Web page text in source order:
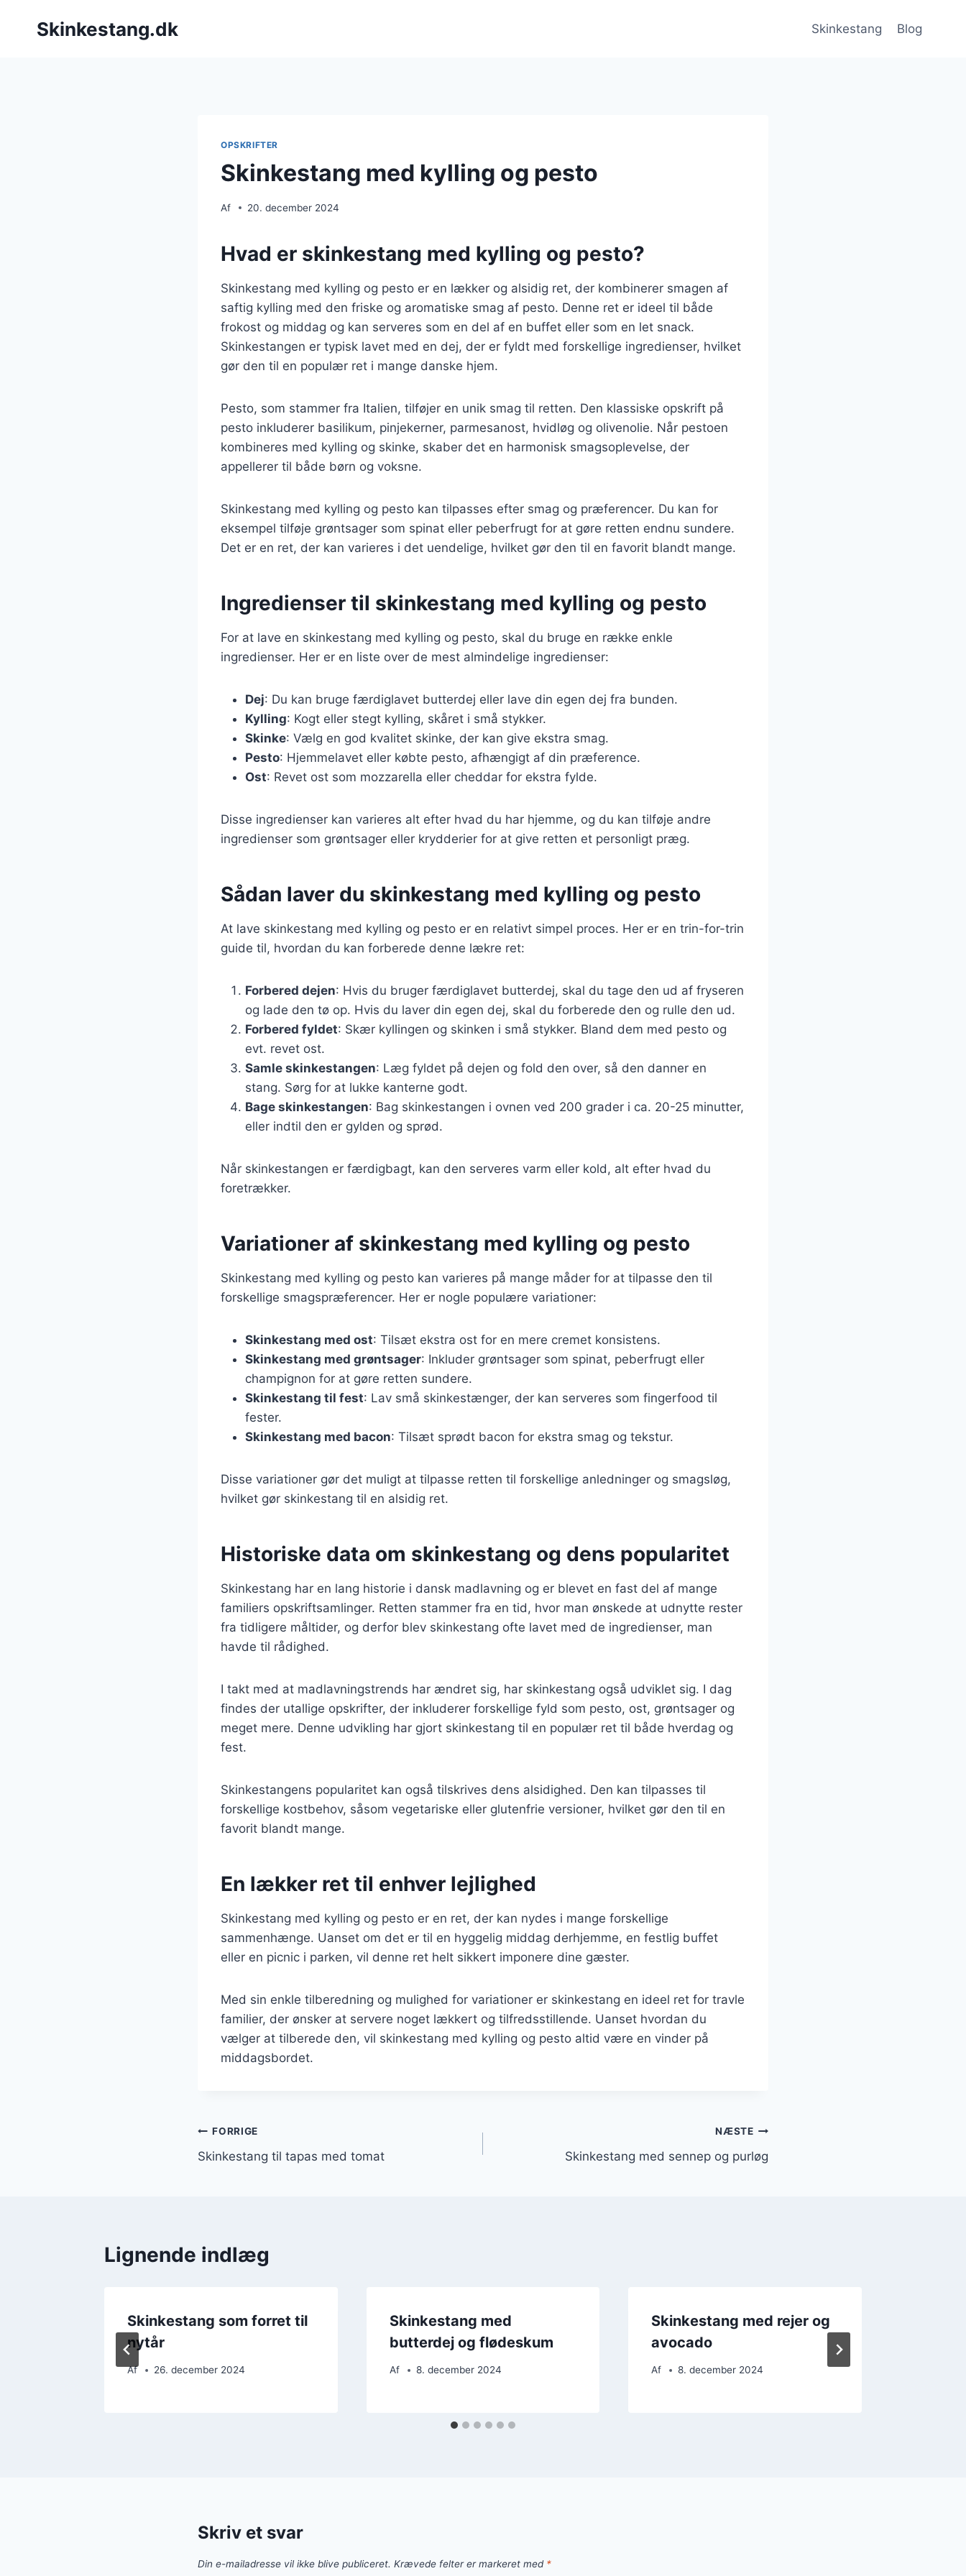
Skinkestang.dk Skinkestang Blog
OPSKRIFTER
Skinkestang med kylling og pesto
Af 20. december 2024
Hvad er skinkestang med kylling og pesto?
Skinkestang med kylling og pesto er en lækker og alsidig ret, der kombinerer smagen af
saftig kylling med den friske og aromatiske smag af pesto. Denne ret er ideel til både
frokost og middag og kan serveres som en del af en buffet eller som en let snack.
Skinkestangen er typisk lavet med en dej, der er fyldt med forskellige ingredienser, hvilket
gør den til en populær ret i mange danske hjem.
Pesto, som stammer fra Italien, tilføjer en unik smag til retten. Den klassiske opskrift på
pesto inkluderer basilikum, pinjekerner, parmesanost, hvidløg og olivenolie. Når pestoen
kombineres med kylling og skinke, skaber det en harmonisk smagsoplevelse, der
appellerer til både børn og voksne.
Skinkestang med kylling og pesto kan tilpasses efter smag og præferencer. Du kan for
eksempel tilføje grøntsager som spinat eller peberfrugt for at gøre retten endnu sundere.
Det er en ret, der kan varieres i det uendelige, hvilket gør den til en favorit blandt mange.
Ingredienser til skinkestang med kylling og pesto
For at lave en skinkestang med kylling og pesto, skal du bruge en række enkle
ingredienser. Her er en liste over de mest almindelige ingredienser:
Dej: Du kan bruge færdiglavet butterdej eller lave din egen dej fra bunden.
Kylling: Kogt eller stegt kylling, skåret i små stykker.
Skinke: Vælg en god kvalitet skinke, der kan give ekstra smag.
Pesto: Hjemmelavet eller købte pesto, afhængigt af din præference.
Ost: Revet ost som mozzarella eller cheddar for ekstra fylde.
Disse ingredienser kan varieres alt efter hvad du har hjemme, og du kan tilføje andre
ingredienser som grøntsager eller krydderier for at give retten et personligt præg.
Sådan laver du skinkestang med kylling og pesto
At lave skinkestang med kylling og pesto er en relativt simpel proces. Her er en trin-for-trin
guide til, hvordan du kan forberede denne lækre ret:
Forbered dejen: Hvis du bruger færdiglavet butterdej, skal du tage den ud af fryseren
og lade den tø op. Hvis du laver din egen dej, skal du forberede den og rulle den ud.
Forbered fyldet: Skær kyllingen og skinken i små stykker. Bland dem med pesto og
evt. revet ost.
Samle skinkestangen: Læg fyldet på dejen og fold den over, så den danner en
stang. Sørg for at lukke kanterne godt.
Bage skinkestangen: Bag skinkestangen i ovnen ved 200 grader i ca. 20-25 minutter,
eller indtil den er gylden og sprød.
Når skinkestangen er færdigbagt, kan den serveres varm eller kold, alt efter hvad du
foretrækker.
Variationer af skinkestang med kylling og pesto
Skinkestang med kylling og pesto kan varieres på mange måder for at tilpasse den til
forskellige smagspræferencer. Her er nogle populære variationer:
Skinkestang med ost: Tilsæt ekstra ost for en mere cremet konsistens.
Skinkestang med grøntsager: Inkluder grøntsager som spinat, peberfrugt eller
champignon for at gøre retten sundere.
Skinkestang til fest: Lav små skinkestænger, der kan serveres som fingerfood til
fester.
Skinkestang med bacon: Tilsæt sprødt bacon for ekstra smag og tekstur.
Disse variationer gør det muligt at tilpasse retten til forskellige anledninger og smagsløg,
hvilket gør skinkestang til en alsidig ret.
Historiske data om skinkestang og dens popularitet
Skinkestang har en lang historie i dansk madlavning og er blevet en fast del af mange
familiers opskriftsamlinger. Retten stammer fra en tid, hvor man ønskede at udnytte rester
fra tidligere måltider, og derfor blev skinkestang ofte lavet med de ingredienser, man
havde til rådighed.
I takt med at madlavningstrends har ændret sig, har skinkestang også udviklet sig. I dag
findes der utallige opskrifter, der inkluderer forskellige fyld som pesto, ost, grøntsager og
meget mere. Denne udvikling har gjort skinkestang til en populær ret til både hverdag og
fest.
Skinkestangens popularitet kan også tilskrives dens alsidighed. Den kan tilpasses til
forskellige kostbehov, såsom vegetariske eller glutenfrie versioner, hvilket gør den til en
favorit blandt mange.
En lækker ret til enhver lejlighed
Skinkestang med kylling og pesto er en ret, der kan nydes i mange forskellige
sammenhænge. Uanset om det er til en hyggelig middag derhjemme, en festlig buffet
eller en picnic i parken, vil denne ret helt sikkert imponere dine gæster.
Med sin enkle tilberedning og mulighed for variationer er skinkestang en ideel ret for travle
familier, der ønsker at servere noget lækkert og tilfredsstillende. Uanset hvordan du
vælger at tilberede den, vil skinkestang med kylling og pesto altid være en vinder på
middagsbordet.
Indlægsnavigation
FORRIGE
Skinkestang til tapas med tomat
NÆSTE
Skinkestang med sennep og purløg
Lignende indlæg
Skinkestang som forret til
nytår
Af 26. december 2024
Skinkestang med
butterdej og flødeskum
Af 8. december 2024
Skinkestang med rejer og
avocado
Af 8. december 2024
Skriv et svar
Din e-mailadresse vil ikke blive publiceret. Krævede felter er markeret med *